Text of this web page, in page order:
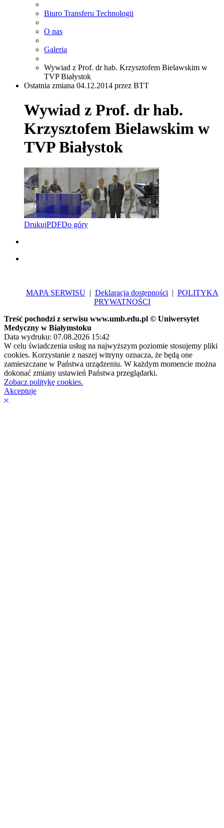
Biuro Transferu Technologii
O nas
Galeria
Wywiad z Prof. dr hab. Krzysztofem Bielawskim w
TVP Białystok
Ostatnia zmiana 04.12.2014 przez BTT
Wywiad z Prof. dr hab.
Krzysztofem Bielawskim w
TVP Białystok
DrukujPDFDo góry
MAPA SERWISU| Deklaracja dostępności | POLITYKA
PRYWATNOŚCI
Treść pochodzi z serwisu www.umb.edu.pl © Uniwersytet
Medyczny w Białymstoku
Data wydruku: 07.08.2026 15:42
W celu świadczenia usług na najwyższym poziomie stosujemy pliki
cookies. Korzystanie z naszej witryny oznacza, że będą one
zamieszczane w Państwa urządzeniu. W każdym momencie można
dokonać zmiany ustawień Państwa przeglądarki.
Zobacz politykę cookies.
Akceptuję